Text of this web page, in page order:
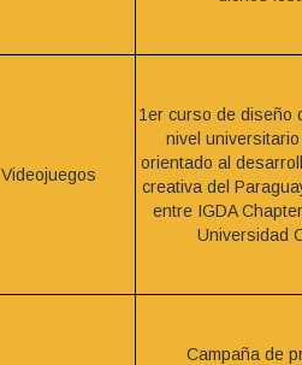
Videojuegos
1er curso de diseño
nivel
orientado al
creativa del
entre IGDA
Universidad
Campaña de